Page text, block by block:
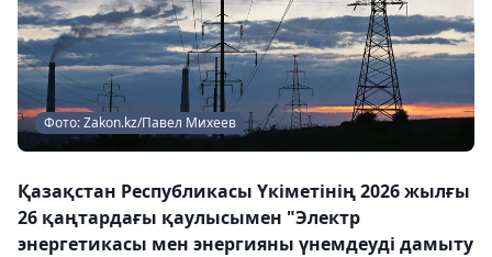
Фото: Zakon.kz/Павел Михеев
Қазақстан Республикасы Үкіметінің 2026 жылғы
26 қаңтардағы қаулысымен "Электр
энергетикасы мен энергияны үнемдеуді дамыту